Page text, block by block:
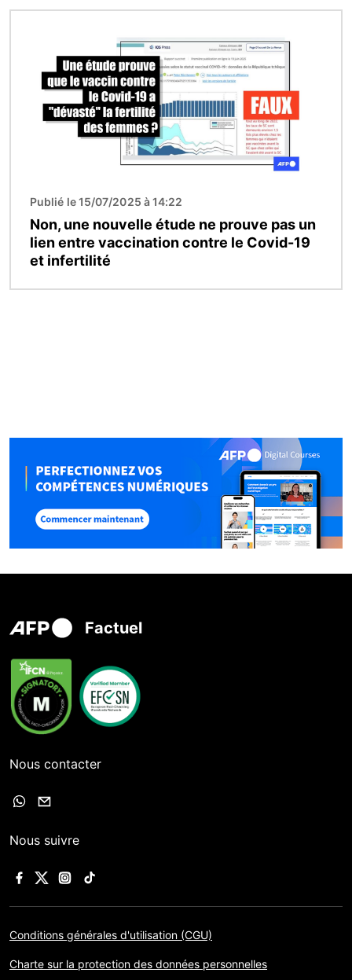
Publié le 15/07/2025 à 14:22
Non, une nouvelle étude ne prouve pas un
lien entre vaccination contre le Covid-19
et infertilité
Factuel
Nous contacter
Nous suivre
Conditions générales d'utilisation (CGU)
Charte sur la protection des données personnelles